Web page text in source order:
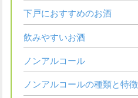
下戸におすすめのお酒
飲みやすいお酒
ノンアルコール
ノンアルコールの種類と特徴